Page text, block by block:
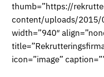
thumb=”https://
content/uploads/2015/
width=”940″
icon=”image”